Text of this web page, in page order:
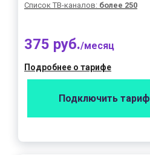
Список ТВ-каналов: более 250
375 руб./месяц
Подробнее о тарифе
Подключить тариф